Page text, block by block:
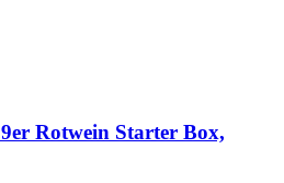
9er Rotwein Starter Box,